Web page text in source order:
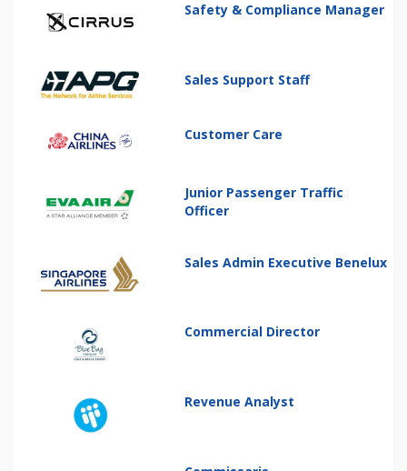
Safety & Compliance Manager
Sales Support Staff
Customer Care
Junior Passenger Traffic
Officer
Sales Admin Executive Benelux
Commercial Director
Revenue Analyst